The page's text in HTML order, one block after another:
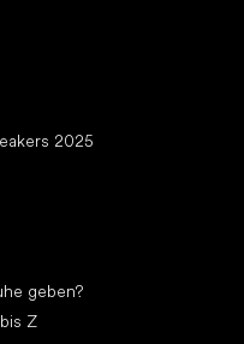
2025
geben?
Z